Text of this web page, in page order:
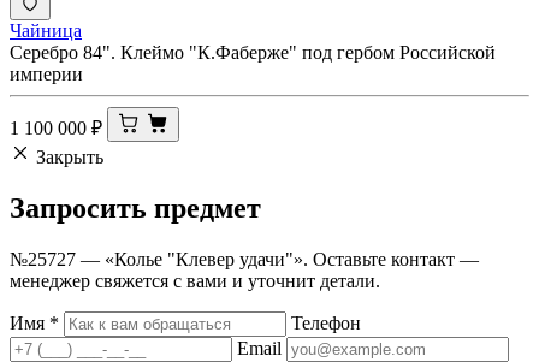
Чайница
Серебро 84". Клеймо "К.Фаберже" под гербом Российской
империи
1 100 000 ₽
Закрыть
Запросить предмет
№25727 — «Колье "Клевер удачи"». Оставьте контакт —
менеджер свяжется с вами и уточнит детали.
Имя *
Телефон
Email